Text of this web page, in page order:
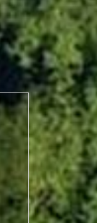
télen,